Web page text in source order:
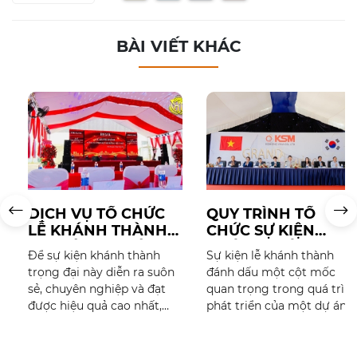
BÀI VIẾT KHÁC
DỊCH VỤ TỔ CHỨC
LỄ KHÁNH THÀNH
CHUYÊN NGHIỆP –
TRỌN GÓI A-Z
Để sự kiện khánh thành
trọng đại này diễn ra suôn
sẻ, chuyên nghiệp và đạt
được hiệu quả cao nhất,
QUY TRÌNH TỔ
CHỨC SỰ KIỆN
KHÁNH THÀNH CHI
TIẾT MỚI NHẤT 2025
Sự kiện lễ khánh thành
đánh dấu một cột mốc
quan trọng trong quá trình
phát triển của một dự án,